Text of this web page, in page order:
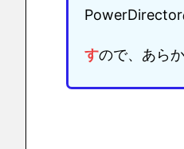
すので、あら